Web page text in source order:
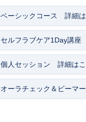
ベーシックコース 詳細
セルフラブケア1Day講
個人セッション 詳細は
オーラチェック＆ビーマ